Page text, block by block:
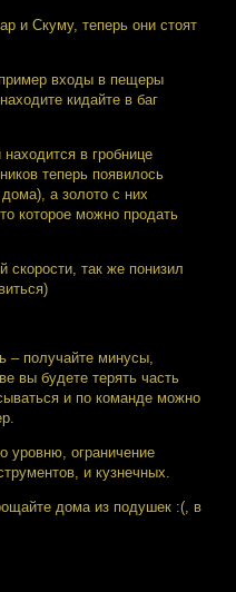
и Скуму, теперь они стоят
входы в пещеры
кидайте в баг
в гробнице
теперь появилось
а золото с них
которое можно продать
так же понизил
– получайте минусы,
вы будете терять часть
и по команде можно
уровню, ограничение
и кузнечных.
дома из подушек :(, в